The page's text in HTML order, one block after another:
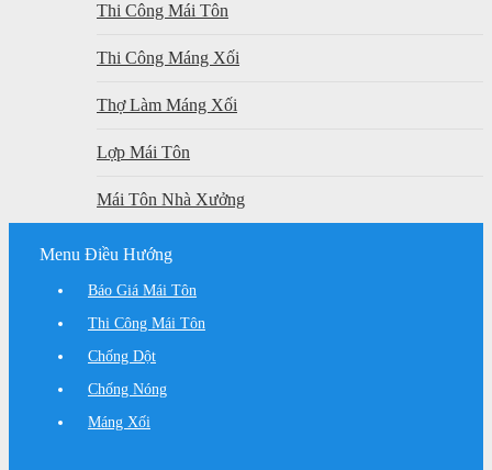
Thi Công Mái Tôn
Thi Công Máng Xối
Thợ Làm Máng Xối
Lợp Mái Tôn
Mái Tôn Nhà Xưởng
Menu Điều Hướng
Báo Giá Mái Tôn
Thi Công Mái Tôn
Chống Dột
Chống Nóng
Máng Xối